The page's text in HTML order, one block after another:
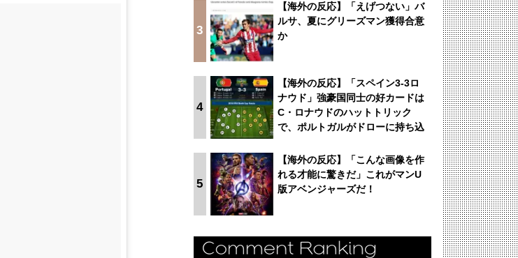
3
【海外の反応】「えげつない」バ
ルサ、夏にグリーズマン獲得合意
か
4
【海外の反応】「スペイン3-3ロ
ナウド」強豪国同士の好カードは
C・ロナウドのハットトリック
で、ポルトガルがドローに持ち込
5
【海外の反応】「こんな画像を作
れる才能に驚きだ」これがマンU
版アベンジャーズだ！